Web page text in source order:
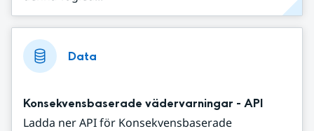
Data
Konsekvensbaserade vädervarningar - API
Ladda ner API för Konsekvensbaserade